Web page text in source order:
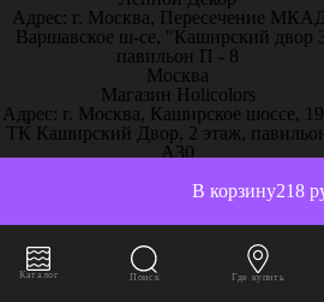
218
В корзину
Адрес: г. Москва, Пересечение
Варшавское ш-се, "Каширский двор
павильон П - 8
Москва
Магазин Holicolors
Адрес: г. Москва, Каширское шоссе, 19
ТК Каширский Двор, 2 этаж,
А30
Магазин Sherwinstore
24, павильон 3, блок 10с, место 130
Москва
ООО Паркет-Авeню
г. Москва, Ленинградское ш,
Каталог Поиск Где купить